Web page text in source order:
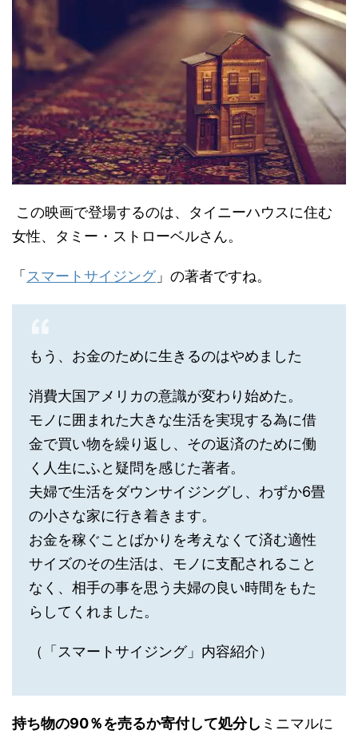
この映画で登場するのは、タイニーハウスに住む
女性、タミー・ストローベルさん。
「スマートサイジング」の著者ですね。
もう、お金のために生きるのはやめました
消費大国アメリカの意識が変わり始めた。
モノに囲まれた大きな生活を実現する為に借
金で買い物を繰り返し、その返済のために働
く人生にふと疑問を感じた著者。
夫婦で生活をダウンサイジングし、わずか6畳
の小さな家に行き着きます。
お金を稼ぐことばかりを考えなくて済む適性
サイズのその生活は、モノに支配されること
なく、相手の事を思う夫婦の良い時間をもた
らしてくれました。
（「スマートサイジング」内容紹介）
持ち物の90％を売るか寄付して処分し ミニマルに